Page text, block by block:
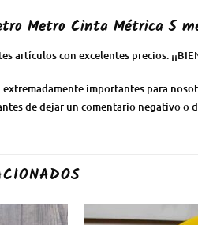
Metro Cinta Métrica 5
artículos con excelentes precios.
importantes para
de dejar un comentario negativo o